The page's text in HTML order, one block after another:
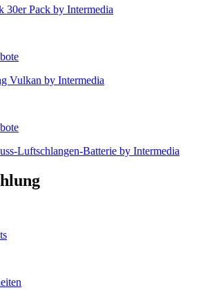
30er Pack by Intermedia
Vulkan by Intermedia
Luftschlangen-Batterie by Intermedia